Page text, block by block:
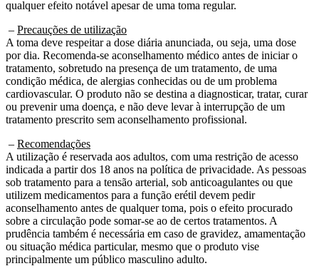
A toma deve respeitar a dose diária anunciada, ou seja, uma dose
por dia. Recomenda-se aconselhamento médico antes de iniciar o
tratamento, sobretudo na presença de um tratamento, de uma
condição médica, de alergias conhecidas ou de um problema
cardiovascular. O produto não se destina a diagnosticar, tratar, curar
ou prevenir uma doença, e não deve levar à interrupção de um
tratamento prescrito sem aconselhamento profissional.
A utilização é reservada aos adultos, com uma restrição de acesso
indicada a partir dos 18 anos na política de privacidade. As pessoas
sob tratamento para a tensão arterial, sob anticoagulantes ou que
utilizem medicamentos para a função erétil devem pedir
aconselhamento antes de qualquer toma, pois o efeito procurado
sobre a circulação pode somar-se ao de certos tratamentos. A
prudência também é necessária em caso de gravidez, amamentação
ou situação médica particular, mesmo que o produto vise
principalmente um público masculino adulto.